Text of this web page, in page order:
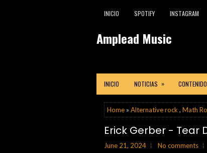
INICIO SPOTIFY INSTAGRAM
Amplead Music
INICIO NOTICIAS » CONTENIDO
Home » Alternative rock , Math
Erick Gerber - Tear
June 21, 2024 No comments